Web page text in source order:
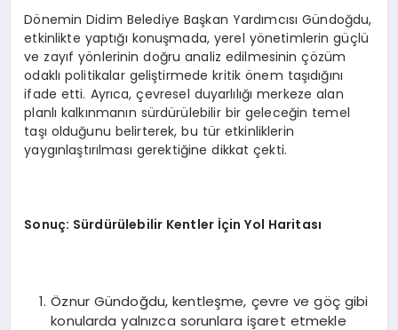
Dönemin Didim Belediye Başkan Yardımcısı Gündoğdu,
etkinlikte yaptığı konuşmada, yerel yönetimlerin güçlü
ve zayıf yönlerinin doğru analiz edilmesinin çözüm
odaklı politikalar geliştirmede kritik önem taşıdığını
ifade etti. Ayrıca, çevresel duyarlılığı merkeze alan
planlı kalkınmanın sürdürülebilir bir geleceğin temel
taşı olduğunu belirterek, bu tür etkinliklerin
yaygınlaştırılması gerektiğine dikkat çekti.
Sonuç: Sürdürülebilir Kentler İçin Yol Haritası
Öznur Gündoğdu, kentleşme, çevre ve göç gibi
konularda yalnızca sorunlara işaret etmekle